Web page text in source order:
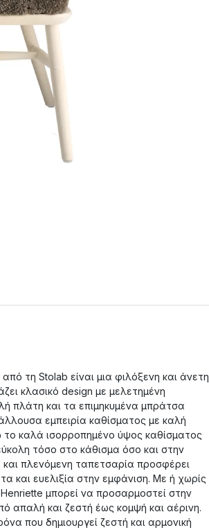
τη Stolab είναι μια φιλόξενη και άνετη
κλασικό design με μελετημένη
πλάτη και τα επιμηκυμένα μπράτσα
εμπειρία καθίσματος με καλή
το καλά ισορροπημένο ύψος καθίσματος
τόσο στο κάθισμα όσο και στην
πλενόμενη ταπετσαρία προσφέρει
και ευελιξία στην εμφάνιση. Με ή χωρίς
μπορεί να προσαρμοστεί στην
απαλή και ζεστή έως κομψή και αέρινη.
που δημιουργεί ζεστή και αρμονική